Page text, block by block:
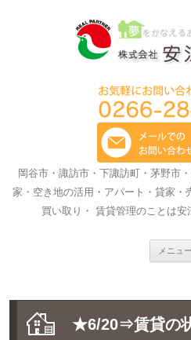
岡谷市・諏訪市・下諏訪町・茅野市
家・空き地の活用・アパート・貸家・
買い取り・ 賃貸管理のことは安
メニュー
★6/20⇒賃貸の